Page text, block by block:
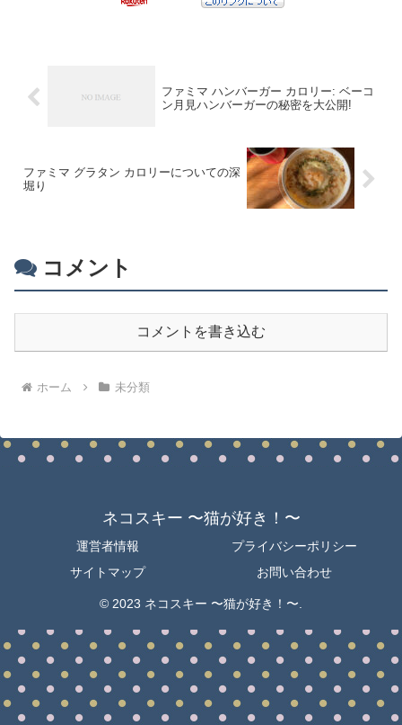
ファミマ ハンバーガー カロリー: ベーコ
ン月見ハンバーガーの秘密を大公開!
ファミマ グラタン カロリーについての深
堀り
コメント
コメントを書き込む
ホーム 未分類
ネコスキー 〜猫が好き！〜
運営者情報
プライバシーポリシー
サイトマップ
お問い合わせ
© 2023 ネコスキー 〜猫が好き！〜.